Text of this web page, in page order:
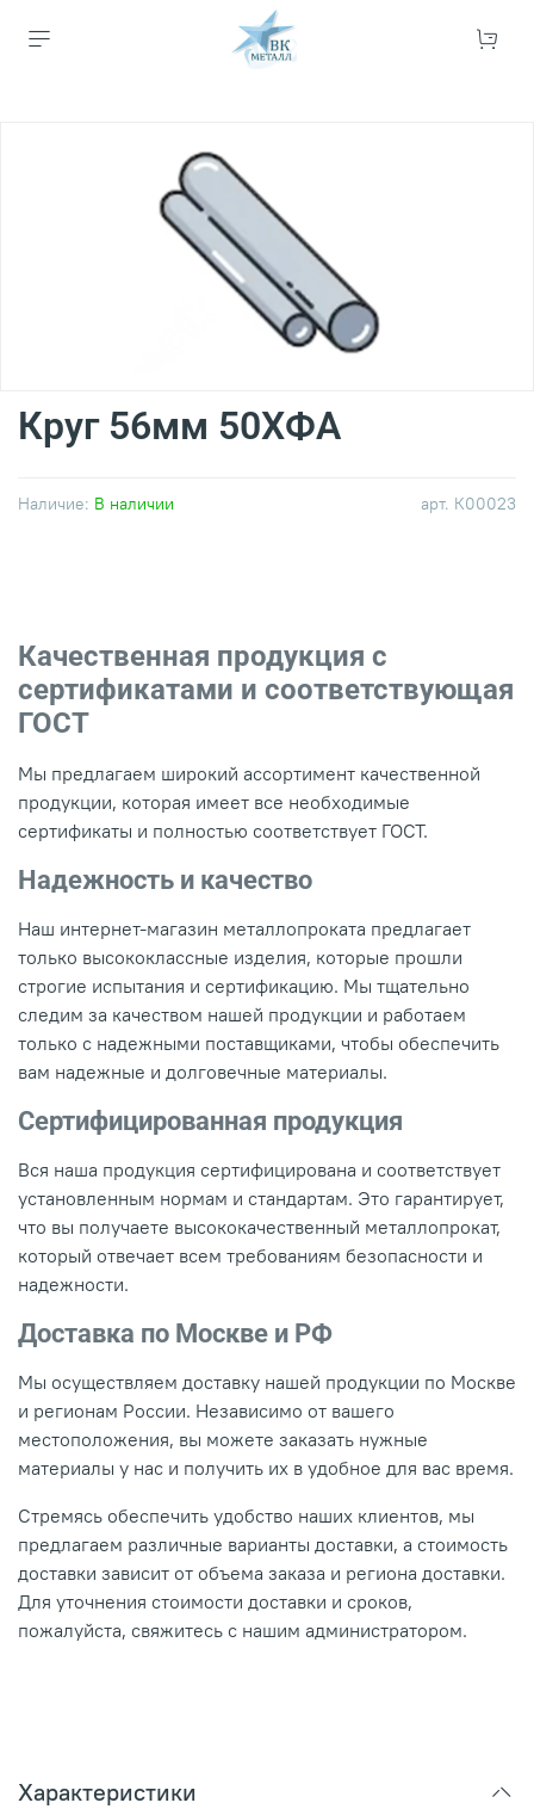
арт. К00023
Наличие: В наличии
Круг 56мм 50ХФА
Качественная продукция с
сертификатами и соответствующая
ГОСТ
Мы предлагаем широкий ассортимент качественной
продукции, которая имеет все необходимые
сертификаты и полностью соответствует ГОСТ.
Надежность и качество
Наш интернет-магазин металлопроката предлагает
только высококлассные изделия, которые прошли
строгие испытания и сертификацию. Мы тщательно
следим за качеством нашей продукции и работаем
только с надежными поставщиками, чтобы обеспечить
вам надежные и долговечные материалы.
Сертифицированная продукция
Вся наша продукция сертифицирована и соответствует
установленным нормам и стандартам. Это гарантирует,
что вы получаете высококачественный металлопрокат,
который отвечает всем требованиям безопасности и
надежности.
Доставка по Москве и РФ
Мы осуществляем доставку нашей продукции по Москве
и регионам России. Независимо от вашего
местоположения, вы можете заказать нужные
материалы у нас и получить их в удобное для вас время.
Стремясь обеспечить удобство наших клиентов, мы
предлагаем различные варианты доставки, а стоимость
доставки зависит от объема заказа и региона доставки.
Для уточнения стоимости доставки и сроков,
пожалуйста, свяжитесь с нашим администратором.
Характеристики